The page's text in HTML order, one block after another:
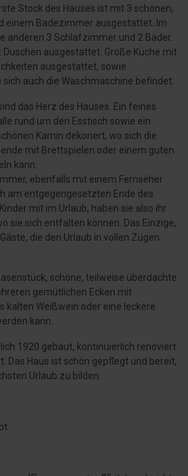
Stock des Hauses ist mit 3 schönen,
einem Badezimmer ausgestattet. Im
anderen 3 Schlafzimmer und 2 Bäder.
ausgestattet. Große Küche mit
ausgestattet, sowie
auch die Waschmaschine befindet.
das Herz des Hauses. Ein feines
rund um den Esstisch sowie ein
Kamin dekoriert, wo sich die
mit Brettspielen oder einem guten
kann.
ebenfalls mit einem Fernseher
am entgegengesetzten Ende des
mit im Urlaub, haben sie also ihr
sie sich entfalten können. Das Einzige,
die den Urlaub in vollen Zügen
schöne, teilweise überdachte
gemütlichen Ecken mit
kalten Weißwein oder eine leckere
kann.
1920 gebaut, kontinuierlich renoviert
Das Haus ist schön gepflegt und bereit,
Urlaub zu bilden.